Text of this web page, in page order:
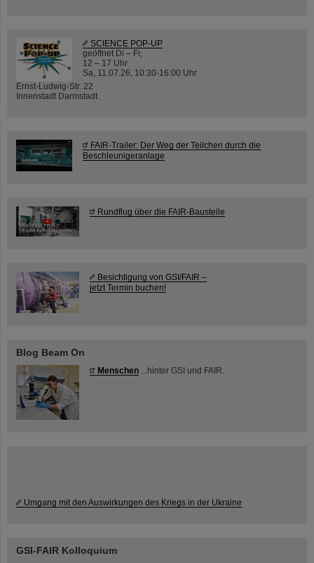
SCIENCE POP-UP
geöffnet Di – Fr,
12 – 17 Uhr
Sa, 11.07.26, 10:30-16:00 Uhr
Ernst-Ludwig-Str. 22
Innenstadt Darmstadt
FAIR-Trailer: Der Weg der Teilchen durch die
Beschleunigeranlage
Rundflug über die FAIR-Baustelle
Besichtigung von GSI/FAIR –
jetzt Termin buchen!
Blog Beam On
Menschen ...hinter GSI und FAIR.
Umgang mit den Auswirkungen des Kriegs in der Ukraine
GSI-FAIR Kolloquium